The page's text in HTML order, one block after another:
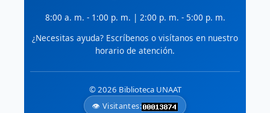
Red social para científicos: artículos,
datos y colaboración en agroindustria.
Atlas Ambiental de América del
de Canadá, EE.UU. y México.
8:00 a. m. - 1:00 p. m. | 2:00 p. m. - 5:00 p. m.
¿Necesitas ayuda? Escríbenos o visítanos en nuestro
horario de atención.
© 2026 Biblioteca UNAAT
👁️ Visitantes: